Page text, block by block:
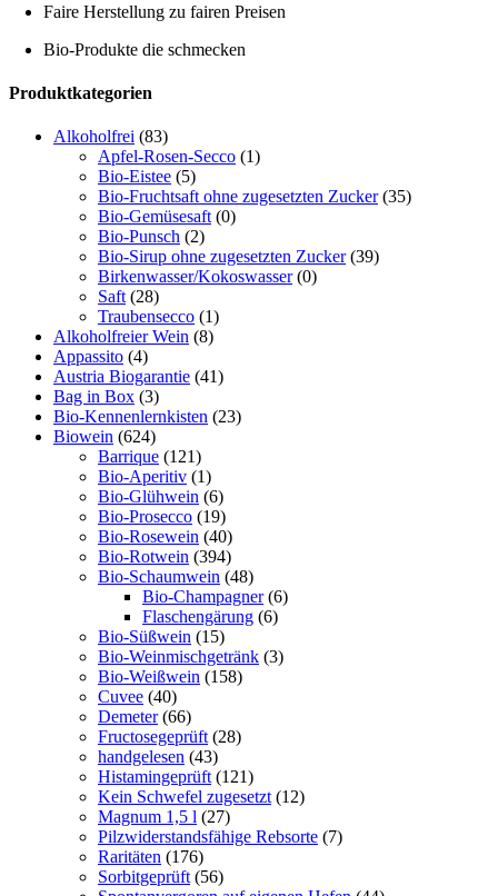
Faire Herstellung zu fairen Preisen
Bio-Produkte die schmecken
Toggle
Produktkategorien
Alkoholfrei (83)
Apfel-Rosen-Secco (1)
Bio-Eistee (5)
Bio-Fruchtsaft ohne zugesetzten Zucker (35)
Bio-Gemüsesaft (0)
Bio-Punsch (2)
Bio-Sirup ohne zugesetzten Zucker (39)
Birkenwasser/Kokoswasser (0)
Saft (28)
Traubensecco (1)
Alkoholfreier Wein (8)
Appassito (4)
Austria Biogarantie (41)
Bag in Box (3)
Bio-Kennenlernkisten (23)
Biowein (624)
Barrique (121)
Bio-Aperitiv (1)
Bio-Glühwein (6)
Bio-Prosecco (19)
Bio-Rosewein (40)
Bio-Rotwein (394)
Bio-Schaumwein (48)
Bio-Champagner (6)
Flaschengärung (6)
Bio-Süßwein (15)
Bio-Weinmischgetränk (3)
Bio-Weißwein (158)
Cuvee (40)
Demeter (66)
Fructosegeprüft (28)
handgelesen (43)
Histamingeprüft (121)
Kein Schwefel zugesetzt (12)
Magnum 1,5 l (27)
Pilzwiderstandsfähige Rebsorte (7)
Raritäten (176)
Sorbitgeprüft (56)